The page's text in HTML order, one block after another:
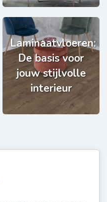
Laminaatvloeren:
De basis voor
jouw stijlvolle
interieur